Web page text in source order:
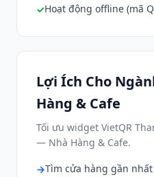
Hoạt động offline (mã
Lợi Ích Cho
Hàng & Cafe
Tối ưu widget VietQR
— Nhà Hàng & Cafe.
Tìm cửa hàng gần